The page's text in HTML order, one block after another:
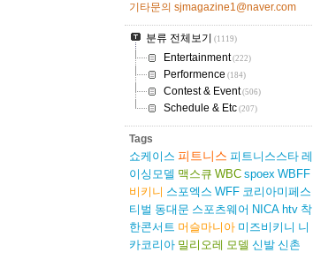
기타문의 sjmagazine1@naver.com
분류 전체보기 (1119)
Entertainment(222)
Performence (184)
Contest & Event(506)
Schedule & Etc(207)
Tags
쇼케이스 피트니스 피트니스스타 레
이싱모델 맥스큐 WBC spoex WBFF
비키니 스포엑스 WFF 코리아미페스
티벌 동대문 스포츠웨어 NICA htv 착
한콘서트 머슬마니아 미즈비키니 니
카코리아 밀리오레 모델 신발 신촌